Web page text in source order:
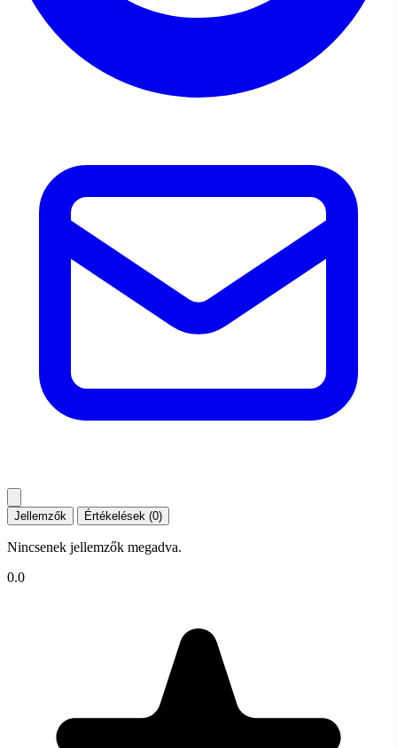
Jellemzők Értékelések (0)
Nincsenek jellemzők megadva.
0.0